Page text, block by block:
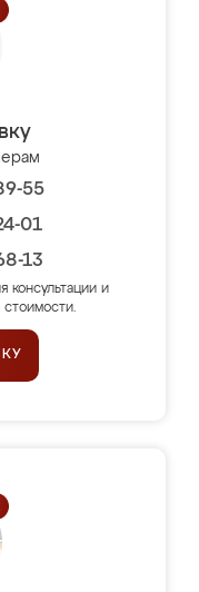
55
01
13
консультации и
стоимости.